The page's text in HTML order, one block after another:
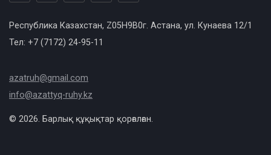
Республика Казахстан, Z05H9B0г. Астана, ул. Кунаева 12/1
Тел: +7 (7172) 24-95-11
azatruh@gmail.com
info@azattyq-ruhy.kz
© 2026. Барлық құқықтар қорғалған.